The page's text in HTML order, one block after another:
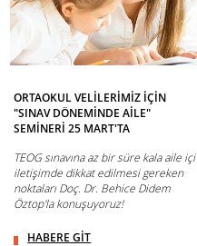
ORTAOKUL VELİLERİMİZ İÇİN
"SINAV DÖNEMİNDE AİLE"
SEMİNERİ 25 MART'TA
TEOG sınavına az bir süre kala aile içi
iletişimde dikkat edilmesi gereken
noktaları Doç. Dr. Behice Didem
Öztop'la konuşuyoruz!
HABERE GİT